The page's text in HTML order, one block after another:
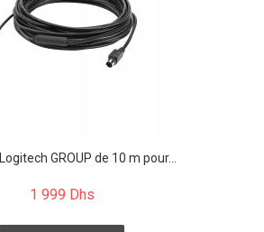
GROUP de 10 m pour...
1 999 Dhs